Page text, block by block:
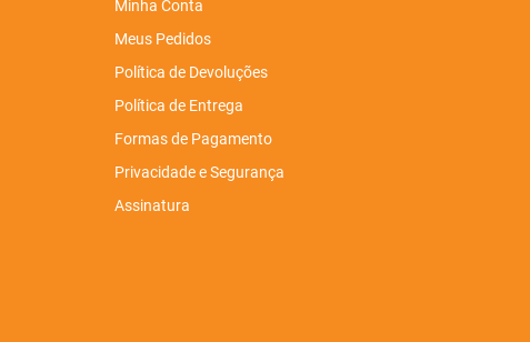
Minha Conta
Meus Pedidos
Política de Devoluções
Política de Entrega
Formas de Pagamento
Privacidade e Segurança
Assinatura